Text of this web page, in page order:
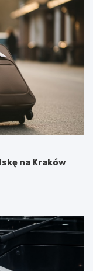
na Kraków